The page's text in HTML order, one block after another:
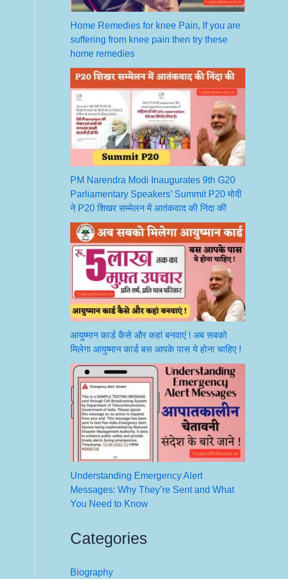
Home Remedies for knee Pain, If you are
suffering from knee pain then try these
home remedies
PM Narendra Modi Inaugurates 9th G20
Parliamentary Speakers’ Summit P20 मोदी
ने P20 शिखर सम्मेलन में आतंकवाद की निंदा की
आयुष्मान कार्ड कैसे और कहां बनवाएं ! अब सबको
मिलेगा आयुष्मान कार्ड बस आपके पास ये होना चाहिए !
Understanding Emergency Alert
Messages: Why They’re Sent and What
You Need to Know
Categories
Biography